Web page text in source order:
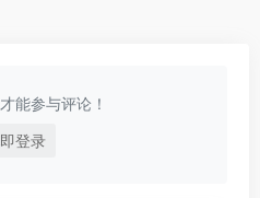
能参与评论！
登录